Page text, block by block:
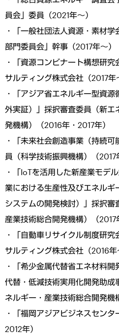
員会」委員（2021年～）
・「一般社団法人資源・素材
部門委員会」幹事（2017年～）
・「資源コンビナート構想研
サルティング株式会社（2017年
・「アジア省エネルギー型資
外実証）」採択審査委員（新エ
発機構）（2016年・2017年）
・「未来社会創造事業（持続
員（科学技術振興機構）（2017
・「IoTを活用した新産業モデ
業における生産性及びエネルギ
システムの開発検討）」採択審
産業技術総合開発機構）（2017
・「自動車リサイクル制度研
サルティング株式会社（2016年
・「希少金属代替省エネ材料
代替・低減技術実用化開発助成
ネルギー・産業技術総合開発機
・「福岡アジアビジネスセンタ
2012年）